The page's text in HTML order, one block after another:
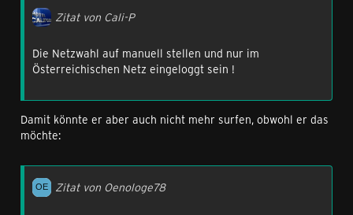
Zitat von Cali-P
Die Netzwahl auf manuell stellen und nur im
Österreichischen Netz eingeloggt sein !
Damit könnte er aber auch nicht mehr surfen, obwohl er das
möchte:
Zitat von Oenologe78